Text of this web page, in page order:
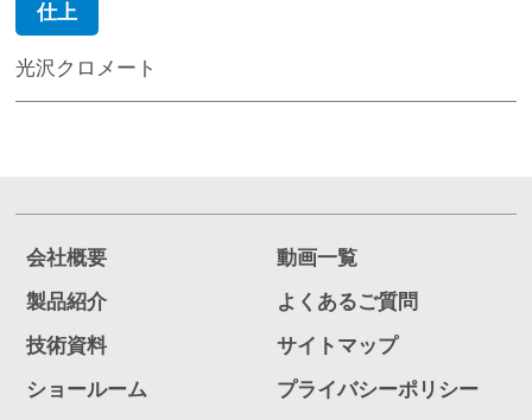
仕上
光沢クロメート
会社概要
製品紹介
技術資料
ショールーム
動画一覧
よくあるご質問
サイトマップ
プライバシーポリシー